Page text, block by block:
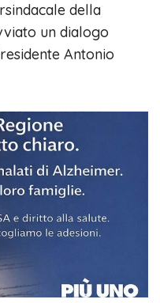
della
un dialogo
Antonio